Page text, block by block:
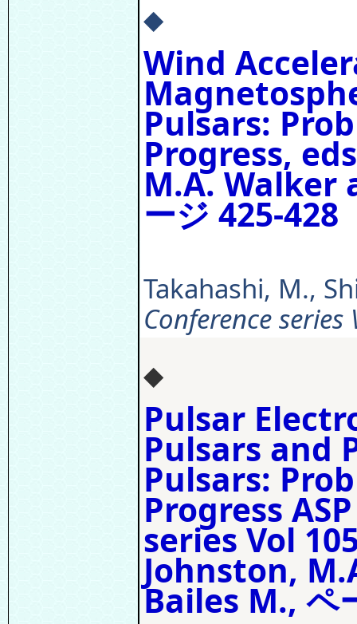
◆
Wind
Pulsars:
Progress,
M.A. Walker
ージ 425-428
Takahashi, M.,
Conference series
◆
Pulsar
Pulsars and
Pulsars:
Progress
series Vol
Johnston,
Bailes M., ペ